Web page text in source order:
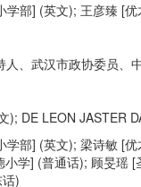
部] (英文); 王彦臻 [
、武汉市政协委员、
); DE LEON JASTER
部] (英文); 梁诗敏 [
学] (普通话); 顾旻瑶
)